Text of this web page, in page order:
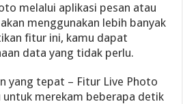
melalui aplikasi pesan atau
menggunakan lebih banyak
fitur ini, kamu dapat
data yang tidak perlu.
yang tepat – Fitur Live Photo
untuk merekam beberapa detik